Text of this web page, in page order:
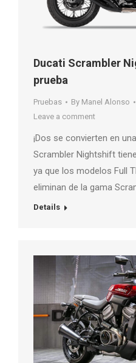
Ducati Scrambler
prueba
Pruebas By Manel Alonso
Leave a comment
¡Dos se convierten en
Scrambler Nightshift
ya que los modelos Full
eliminan de la gama
Details